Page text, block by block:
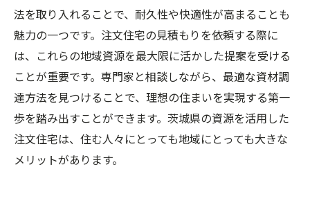
法を取り入れることで、耐久性や快適性が高まることも
魅力の一つです。注文住宅の見積もりを依頼する際に
は、これらの地域資源を最大限に活かした提案を受ける
ことが重要です。専門家と相談しながら、最適な資材調
達方法を見つけることで、理想の住まいを実現する第一
歩を踏み出すことができます。茨城県の資源を活用した
注文住宅は、住む人々にとっても地域にとっても大きな
メリットがあります。